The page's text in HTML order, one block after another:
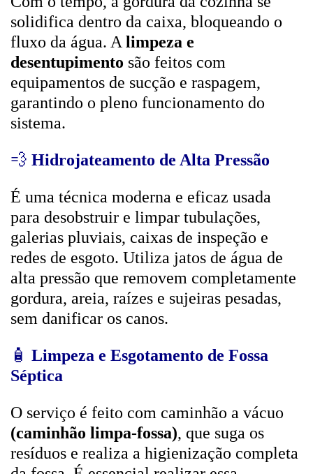
solidifica dentro da caixa, bloqueando o
fluxo da água. A limpeza e
desentupimento são feitos com
equipamentos de sucção e raspagem,
garantindo o pleno funcionamento do
sistema.
💨 Hidrojateamento de Alta Pressão
É uma técnica moderna e eficaz usada
para desobstruir e limpar tubulações,
galerias pluviais, caixas de inspeção e
redes de esgoto. Utiliza jatos de água de
alta pressão que removem completamente
gordura, areia, raízes e sujeiras pesadas,
sem danificar os canos.
🧴 Limpeza e Esgotamento de Fossa
Séptica
O serviço é feito com caminhão a vácuo
(caminhão limpa-fossa), que suga os
resíduos e realiza a higienização completa